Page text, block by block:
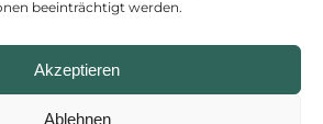
beeinträchtigt werden.
Akzeptieren
Ablehnen